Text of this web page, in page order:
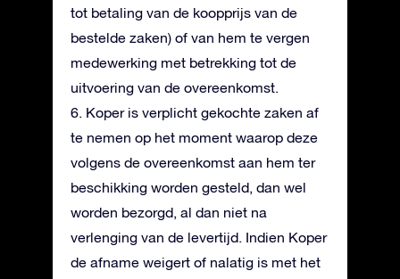
tot betaling van de koopprijs van de
bestelde zaken) of van hem te vergen
medewerking met betrekking tot de
uitvoering van de overeenkomst.
6. Koper is verplicht gekochte zaken af
te nemen op het moment waarop deze
volgens de overeenkomst aan hem ter
beschikking worden gesteld, dan wel
worden bezorgd, al dan niet na
verlenging van de levertijd. Indien Koper
de afname weigert of nalatig is met het